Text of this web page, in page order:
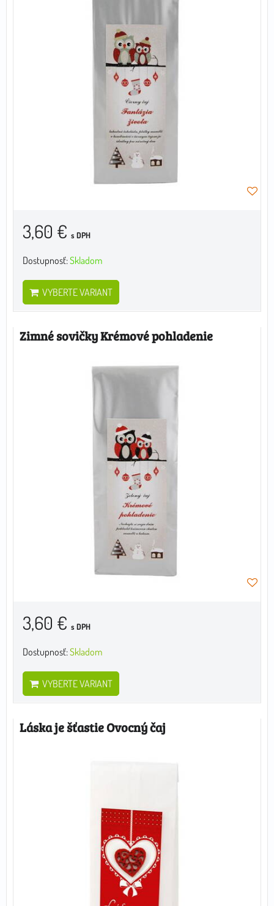
3,60 € s DPH
Dostupnosť:Skladom
VYBERTE VARIANT
Zimné sovičky Krémové pohladenie
3,60 € s DPH
Dostupnosť:Skladom
VYBERTE VARIANT
Láska je šťastie Ovocný čaj